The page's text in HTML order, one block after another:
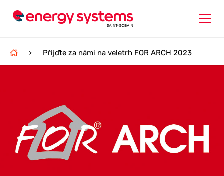
> Přijďte za námi na veletrh FOR ARCH 2023